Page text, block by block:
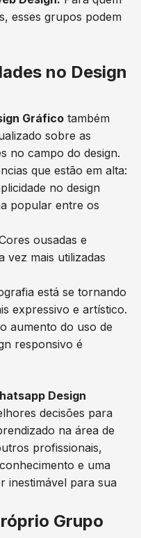
esses grupos podem
no Design
Gráfico também
sobre as
no campo do design.
que estão em alta:
no design
popular entre os
ousadas e
vez mais utilizadas
está se tornando
expressivo e artístico.
aumento do uso de
responsivo é
Design
decisões para
na área de
profissionais,
e uma
inestimável para sua
Grupo